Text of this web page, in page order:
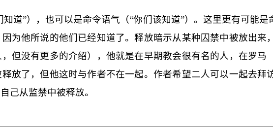
知道”），也可以是命令语气（“你们该知道”）。这里更有可能
为他所说的他们已经知道了。释放暗示从某种囚禁中被放出来
但没有更多的介绍），他就是在早期教会很有名的人，在罗
放了，但他这时与作者不在一起。作者希望二人可以一起去
己从监禁中被释放。